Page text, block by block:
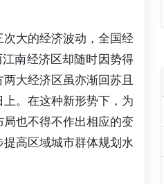
大的经济波动，全国经
南经济区却随时因势得
大经济区虽亦渐回苏且
。在这种新形势下，为
也不得不作出相应的变
高区域城市群体规划水